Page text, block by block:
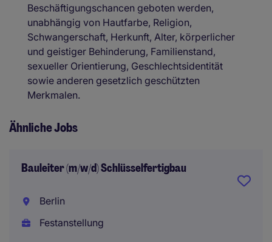
Beschäftigungschancen geboten werden,
unabhängig von Hautfarbe, Religion,
Schwangerschaft, Herkunft, Alter, körperlicher
und geistiger Behinderung, Familienstand,
sexueller Orientierung, Geschlechtsidentität
sowie anderen gesetzlich geschützten
Merkmalen.
Ähnliche Jobs
Bauleiter (m/w/d) Schlüsselfertigbau
Berlin
Festanstellung